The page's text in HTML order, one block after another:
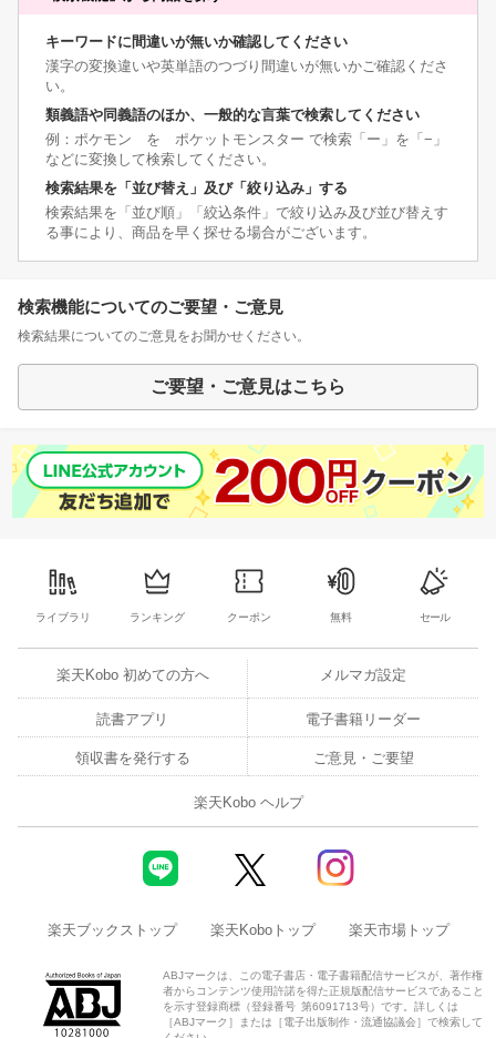
キーワードに間違いが無いか確認してください
漢字の変換違いや英単語のつづり間違いが無いかご確認くださ
い。
類義語や同義語のほか、一般的な言葉で検索してください
例：ポケモン を ポケットモンスター で検索「ー」を「−」
などに変換して検索してください。
検索結果を「並び替え」及び「絞り込み」する
検索結果を「並び順」「絞込条件」で絞り込み及び並び替えす
る事により、商品を早く探せる場合がございます。
検索機能についてのご要望・ご意見
検索結果についてのご意見をお聞かせください。
ご要望・ご意見はこちら
ライブラリ ランキング クーポン 無料 セール
楽天Kobo 初めての方へ メルマガ設定
読書アプリ 電子書籍リーダー
領収書を発行する ご意見・ご要望
楽天Kobo ヘルプ
楽天ブックストップ 楽天Koboトップ 楽天市場トップ
ABJマークは、この電子書店・電子書籍配信サービスが、著作権
者からコンテンツ使用許諾を得た正規版配信サービスであること
を示す登録商標（登録番号 第6091713号）です。詳しくは
［ABJマーク］または［電子出版制作・流通協議会］で検索して